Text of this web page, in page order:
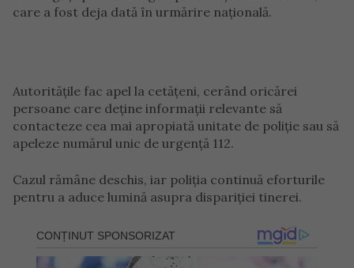
care a fost deja dată în urmărire națională.
Autoritățile fac apel la cetățeni, cerând oricărei
persoane care deține informații relevante să
contacteze cea mai apropiată unitate de poliție sau să
apeleze numărul unic de urgență 112.
Cazul rămâne deschis, iar poliția continuă eforturile
pentru a aduce lumină asupra dispariției tinerei.